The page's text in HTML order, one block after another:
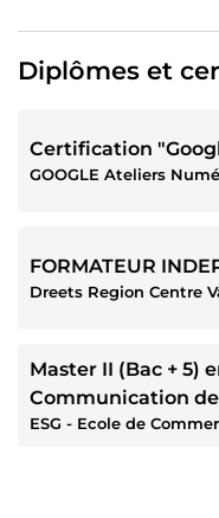
Diplômes et
Certification
GOOGLE Ateliers
FORMATEUR
Dreets Region Centre
Master II (Bac + 5)
Communication
ESG - Ecole de